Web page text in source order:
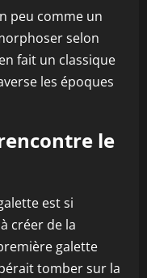
peu comme un
selon
fait un classique
les époques
le
est si
créer de la
galette
tomber sur la